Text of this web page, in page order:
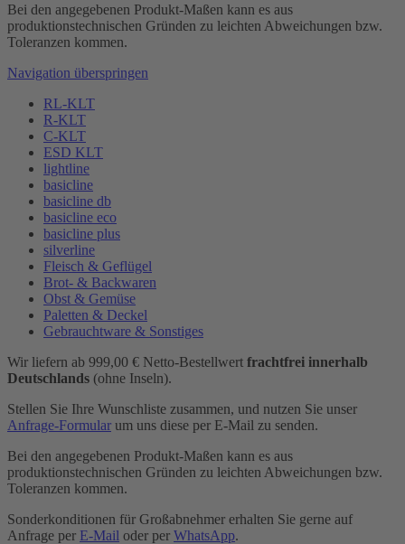
Bei den angegebenen Produkt-Maßen kann es aus
produktionstechnischen Gründen zu leichten Abweichungen bzw.
Toleranzen kommen.
Navigation überspringen
RL-KLT
R-KLT
C-KLT
ESD KLT
lightline
basicline
basicline db
basicline eco
basicline plus
silverline
Fleisch & Geflügel
Brot- & Backwaren
Obst & Gemüse
Paletten & Deckel
Gebrauchtware & Sonstiges
Wir liefern ab 999,00 € Netto-Bestellwert frachtfrei innerhalb
Deutschlands (ohne Inseln).
Stellen Sie Ihre Wunschliste zusammen, und nutzen Sie unser
Anfrage-Formular um uns diese per E-Mail zu senden.
Bei den angegebenen Produkt-Maßen kann es aus
produktionstechnischen Gründen zu leichten Abweichungen bzw.
Toleranzen kommen.
Sonderkonditionen für Großabnehmer erhalten Sie gerne auf
Anfrage per E-Mail oder per WhatsApp.